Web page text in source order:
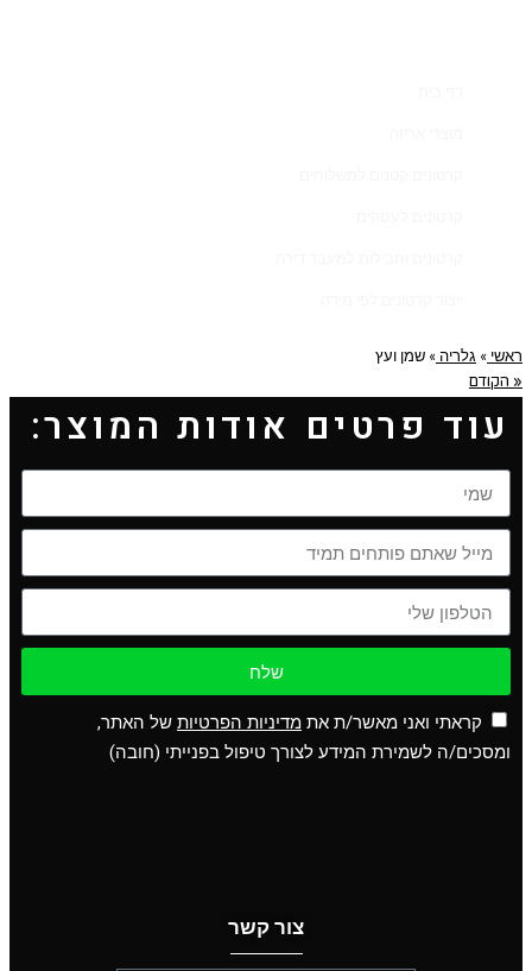
ראשי» גלריה » שמן ועץ
« הקודם
עוד פרטים אודות המוצר:
שלח
קראתי ואני מאשר/ת אתמדיניות הפרטיותשל האתר,
ומסכים/ה לשמירת המידע לצורך טיפול בפנייתי (חובה)
צור קשר